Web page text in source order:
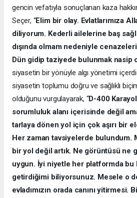
gencin vefatıyla sonuçlanan kaza
Seçer, “Elim bir olay. Evlatlarımıza
diliyorum. Kederli ailelerine baş
dışında olmam nedeniyle
Dün gidip taziyede bulunmak nasip
siyasetin bir yönüyle algı yönetimi
siyasetin toplumu doğru ve sağlıklı
olduğunu vurgulayarak, “D-400
sorumluluk alanı içerisinde değil
tarlaya dönen yol için çok aşırı bir
Her zaman tavsiyelerde bulundum.
bir yol değil artık. Ne görüntüsü ne
uygun. İyi niyetle her platformda bu
getirdiğimi biliyorsunuz. Mesele o
evladımızın orada canını yitirmesi.